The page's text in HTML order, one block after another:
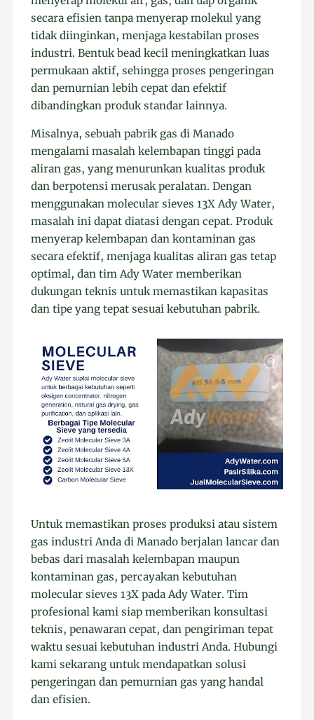
secara efisien tanpa menyerap molekul yang
tidak diinginkan, menjaga kestabilan proses
industri. Bentuk bead kecil meningkatkan luas
permukaan aktif, sehingga proses pengeringan
dan pemurnian lebih cepat dan efektif
dibandingkan produk standar lainnya.
Misalnya, sebuah pabrik gas di Manado
mengalami masalah kelembapan tinggi pada
aliran gas, yang menurunkan kualitas produk
dan berpotensi merusak peralatan. Dengan
menggunakan molecular sieves 13X Ady Water,
masalah ini dapat diatasi dengan cepat. Produk
menyerap kelembapan dan kontaminan gas
secara efektif, menjaga kualitas aliran gas tetap
optimal, dan tim Ady Water memberikan
dukungan teknis untuk memastikan kapasitas
dan tipe yang tepat sesuai kebutuhan pabrik.
Untuk memastikan proses produksi atau sistem
gas industri Anda di Manado berjalan lancar dan
bebas dari masalah kelembapan maupun
kontaminan gas, percayakan kebutuhan
molecular sieves 13X pada Ady Water. Tim
profesional kami siap memberikan konsultasi
teknis, penawaran cepat, dan pengiriman tepat
waktu sesuai kebutuhan industri Anda. Hubungi
kami sekarang untuk mendapatkan solusi
pengeringan dan pemurnian gas yang handal
dan efisien.